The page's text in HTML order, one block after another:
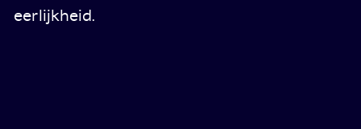
eerlijkheid.